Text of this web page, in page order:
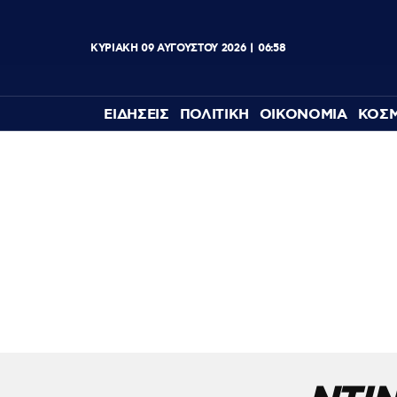
ΚΥΡΙΑΚΗ 09 ΑΥΓΟΥΣΤΟΥ 2026 06:58
ΕΙΔΗΣΕΙΣ ΠΟΛΙΤΙΚΗ ΟΙΚΟΝΟΜΙΑ